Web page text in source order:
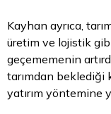
Kayhan ayrıca,
üretim ve lojistik
geçememenin
tarımdan beklediği
yatırım yöntemine